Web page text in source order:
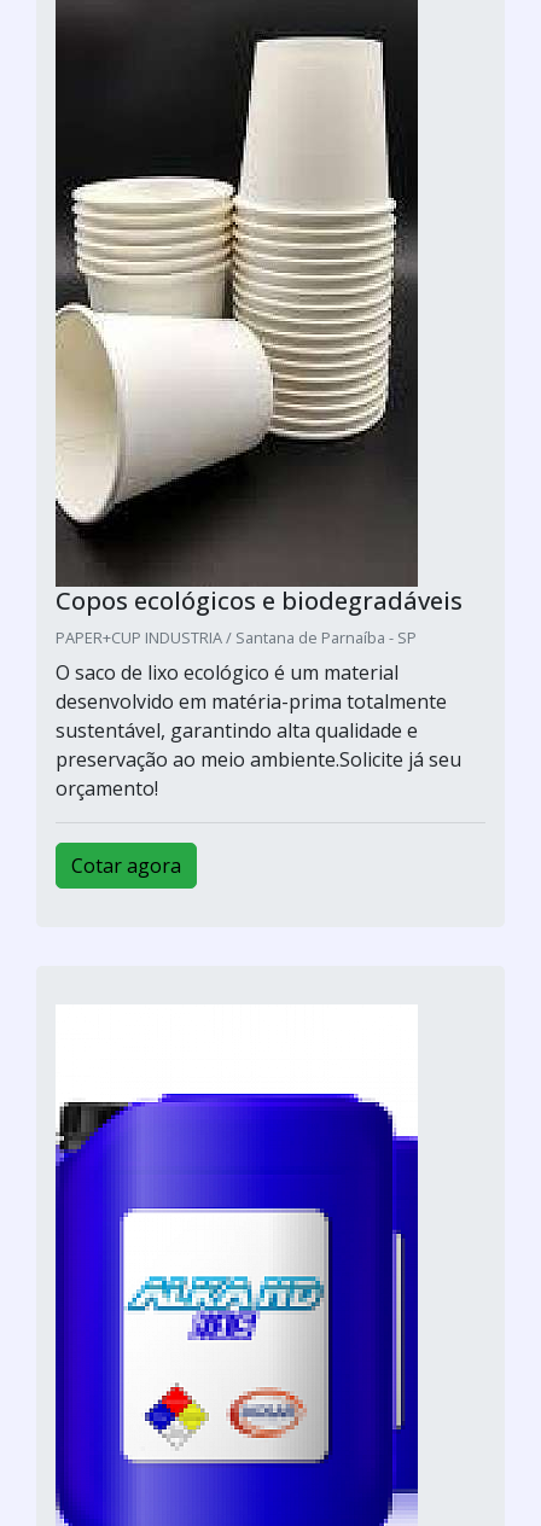
Copos ecológicos e biodegradáveis
PAPER+CUP INDUSTRIA / Santana de Parnaíba - SP
O saco de lixo ecológico é um material
desenvolvido em matéria-prima totalmente
sustentável, garantindo alta qualidade e
preservação ao meio ambiente.Solicite já seu
orçamento!
Cotar agora